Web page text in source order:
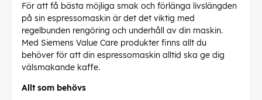
För att få bästa möjliga smak och förlänga livslängden
på sin espressomaskin är det det viktig med
regelbunden rengöring och underhåll av din maskin.
Med Siemens Value Care produkter finns allt du
behöver för att din espressomaskin alltid ska ge dig
välsmakande kaffe.
Allt som behövs